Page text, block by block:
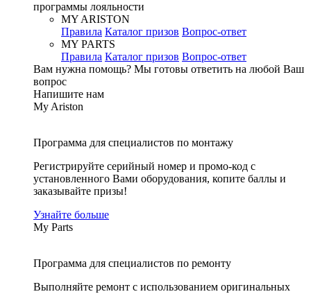
программы лояльности
MY ARISTON
Правила Каталог призов Вопрос-ответ
MY PARTS
Правила Каталог призов Вопрос-ответ
Вам нужна помощь? Мы готовы ответить на любой Ваш
вопрос
Напишите нам
My Ariston
Программа для специалистов по монтажу
Регистрируйте серийный номер и промо-код с
установленного Вами оборудования, копите баллы и
заказывайте призы!
Узнайте больше
My Parts
Программа для специалистов по ремонту
Выполняйте ремонт с использованием оригинальных